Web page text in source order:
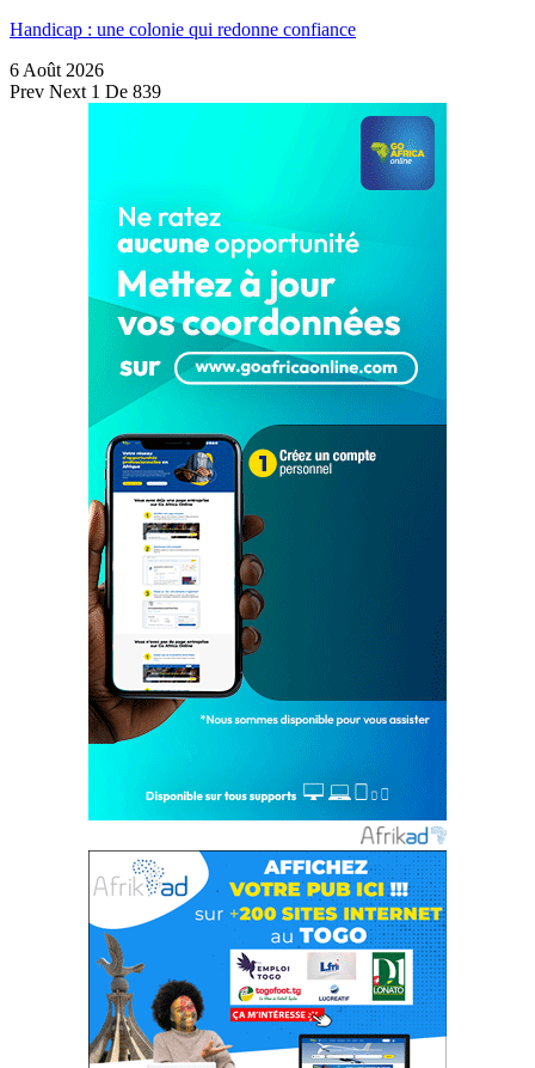
Handicap : une colonie qui redonne confiance
6 Août 2026
Prev Next 1 De 839